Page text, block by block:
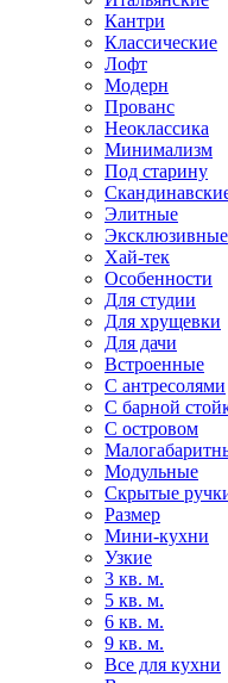
Кантри
Классические
Лофт
Модерн
Прованс
Неоклассика
Минимализм
Под старину
Элитные
Эксклюзивные
Хай-тек
Особенности
Для студии
Для хрущевки
Для дачи
Встроенные
С антресолями
С барной
С островом
Модульные
Скрытые
Размер
Мини-кухни
Узкие
3 кв. м.
5 кв. м.
6 кв. м.
9 кв. м.
Все для кухни